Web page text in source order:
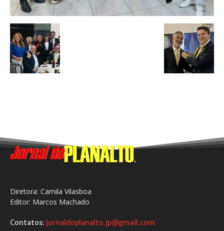
Diretora: Camila Vilasboa
Editor: Marcos Machado
Contatos: jornaldoplanalto.jp@gmail.com